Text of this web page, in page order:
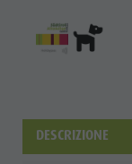
DESCRIZIONE